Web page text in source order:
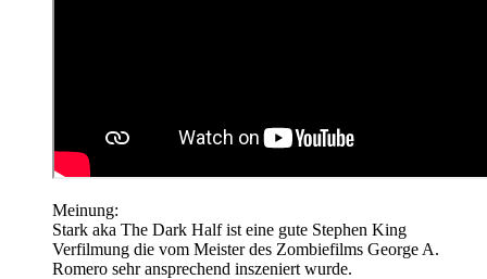
Meinung:
Stark aka The Dark Half ist eine gute Stephen King
Verfilmung die vom Meister des Zombiefilms George A.
Romero sehr ansprechend inszeniert wurde.